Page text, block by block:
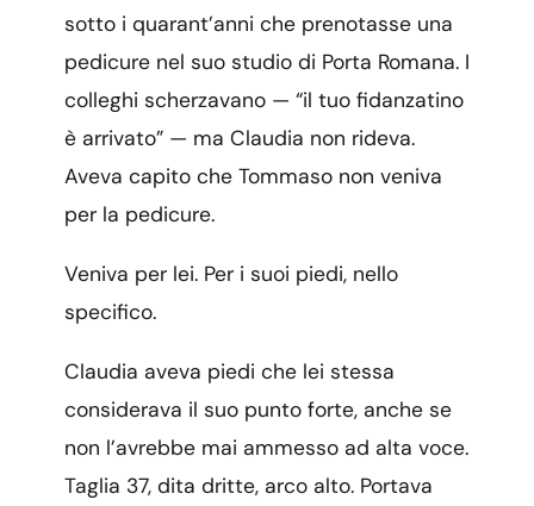
sotto i quarant’anni che prenotasse una
pedicure nel suo studio di Porta Romana. I
colleghi scherzavano — “il tuo fidanzatino
è arrivato” — ma Claudia non rideva.
Aveva capito che Tommaso non veniva
per la pedicure.
Veniva per lei. Per i suoi piedi, nello
specifico.
Claudia aveva piedi che lei stessa
considerava il suo punto forte, anche se
non l’avrebbe mai ammesso ad alta voce.
Taglia 37, dita dritte, arco alto. Portava